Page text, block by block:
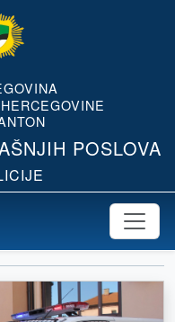
POSLOVA